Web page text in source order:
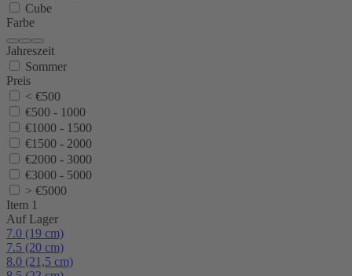
Cube
Farbe
Jahreszeit
Sommer
Preis
< €500
€500 - 1000
€1000 - 1500
€1500 - 2000
€2000 - 3000
€3000 - 5000
> €5000
Item 1
Auf Lager
7.0 (19 cm)
7.5 (20 cm)
8.0 (21,5 cm)